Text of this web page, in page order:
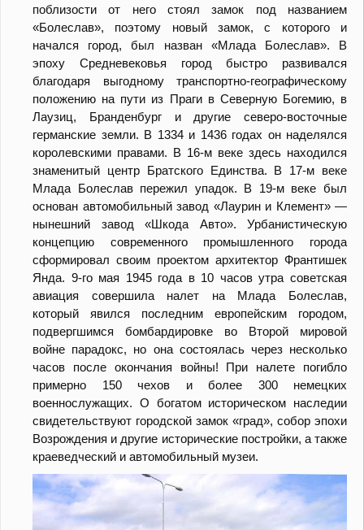
поблизости от него стоял замок под названием
«Болеслав», поэтому новый замок, с которого и
начался город, был назван «Млада Болеслав». В
эпоху Средневековья город быстро развивался
благодаря выгодному транспортно-географическому
положению на пути из Праги в Северную Богемию, в
Лаузиц, Бранденбург и другие северо-восточные
германские земли. В 1334 и 1436 годах он наделялся
королевскими правами. В 16-м веке здесь находился
знаменитый центр Братского Единства. В 17-м веке
Млада Болеслав пережил упадок. В 19-м веке был
основан автомобильный завод «Лаурин и Клемент» —
нынешний завод «Шкода Авто». Урбанистическую
концепцию современного промышленного города
сформировал своим проектом архитектор Франтишек
Янда. 9-го мая 1945 года в 10 часов утра советская
авиация совершила налет на Млада Болеслав,
который явился последним европейским городом,
подвергшимся бомбардировке во Второй мировой
войне парадокс, но она состоялась через несколько
часов после окончания войны! При налете погибло
примерно 150 чехов и более 300 немецких
военнослужащих. О богатом историческом наследии
свидетельствуют городской замок «град», собор эпохи
Возрождения и другие исторические постройки, а также
краеведческий и автомобильный музеи.